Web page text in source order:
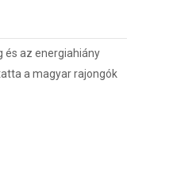
és az energiahiány
a magyar rajongók